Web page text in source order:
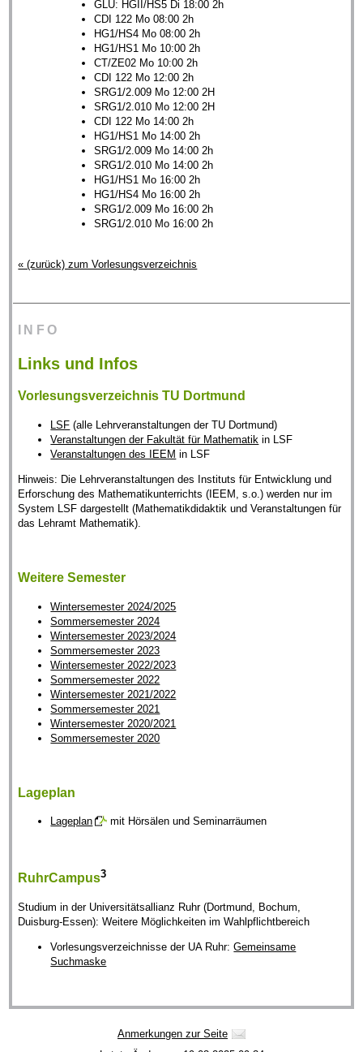
GLÜ: HGII/HS5 Di 18:00 2h
CDI 122 Mo 08:00 2h
HG1/HS4 Mo 08:00 2h
HG1/HS1 Mo 10:00 2h
CT/ZE02 Mo 10:00 2h
CDI 122 Mo 12:00 2h
SRG1/2.009 Mo 12:00 2H
SRG1/2.010 Mo 12:00 2H
CDI 122 Mo 14:00 2h
HG1/HS1 Mo 14:00 2h
SRG1/2.009 Mo 14:00 2h
SRG1/2.010 Mo 14:00 2h
HG1/HS1 Mo 16:00 2h
HG1/HS4 Mo 16:00 2h
SRG1/2.009 Mo 16:00 2h
SRG1/2.010 Mo 16:00 2h
« (zurück) zum Vorlesungsverzeichnis
INFO
Links und Infos
Vorlesungsverzeichnis TU Dortmund
LSF (alle Lehrveranstaltungen der TU Dortmund)
Veranstaltungen der Fakultät für Mathematik in LSF
Veranstaltungen des IEEM in LSF
Hinweis: Die Lehrveranstaltungen des Instituts für Entwicklung und
Erforschung des Mathematikunterrichts (IEEM, s.o.) werden nur im
System LSF dargestellt (Mathematikdidaktik und Veranstaltungen für
das Lehramt Mathematik).
Weitere Semester
Wintersemester 2024/2025
Sommersemester 2024
Wintersemester 2023/2024
Sommersemester 2023
Wintersemester 2022/2023
Sommersemester 2022
Wintersemester 2021/2022
Sommersemester 2021
Wintersemester 2020/2021
Sommersemester 2020
Lageplan
Lageplan mit Hörsälen und Seminarräumen
RuhrCampus3
Studium in der Universitätsallianz Ruhr (Dortmund, Bochum,
Duisburg-Essen): Weitere Möglichkeiten im Wahlpflichtbereich
Vorlesungsverzeichnisse der UA Ruhr:Gemeinsame
Suchmaske
Anmerkungen zur Seite